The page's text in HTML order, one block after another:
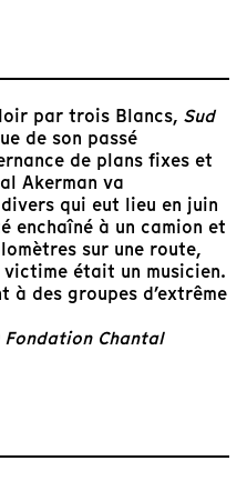
par trois Blancs, Sud
de son passé
de plans fixes et
Akerman va
qui eut lieu en juin
enchaîné à un camion et
sur une route,
était un musicien.
à des groupes d’extrême
Fondation Chantal